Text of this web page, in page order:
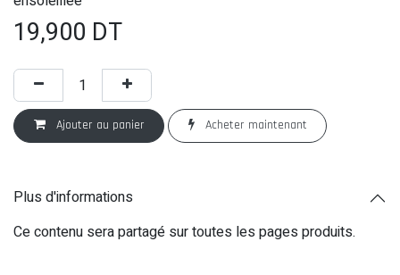
19,900 DT
Ajouter au panier Acheter maintenant
Plus d'informations
Ce contenu sera partagé sur toutes les pages produits.